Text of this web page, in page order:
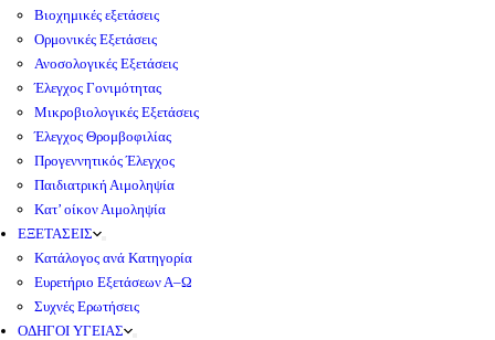
Βιοχημικές εξετάσεις
Ορμονικές Εξετάσεις
Ανοσολογικές Εξετάσεις
Έλεγχος Γονιμότητας
Μικροβιολογικές Εξετάσεις
Έλεγχος Θρομβοφιλίας
Προγεννητικός Έλεγχος
Παιδιατρική Αιμοληψία
Κατ’ οίκον Αιμοληψία
ΕΞΕΤΑΣΕΙΣ
Κατάλογος ανά Κατηγορία
Ευρετήριο Εξετάσεων Α–Ω
Συχνές Ερωτήσεις
ΟΔΗΓΟΙ ΥΓΕΙΑΣ